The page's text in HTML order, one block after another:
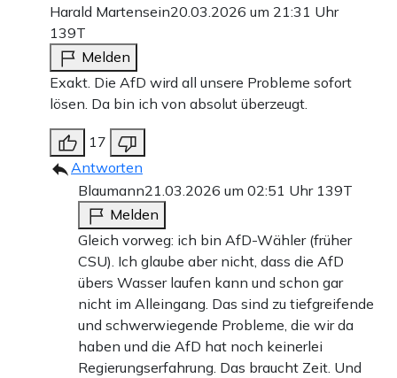
Harald Martensein20.03.2026 um 21:31 Uhr
139T
Melden
Exakt. Die AfD wird all unsere Probleme sofort
lösen. Da bin ich von absolut überzeugt.
17
Antworten
Blaumann21.03.2026 um 02:51 Uhr 139T
Melden
Gleich vorweg: ich bin AfD-Wähler (früher
CSU). Ich glaube aber nicht, dass die AfD
übers Wasser laufen kann und schon gar
nicht im Alleingang. Das sind zu tiefgreifende
und schwerwiegende Probleme, die wir da
haben und die AfD hat noch keinerlei
Regierungserfahrung. Das braucht Zeit. Und